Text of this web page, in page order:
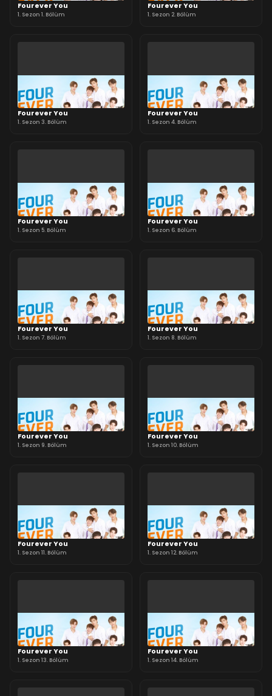
Fourever You
1. Sezon 1. Bölüm
Fourever You
1. Sezon 2. Bölüm
Fourever You
1. Sezon 3. Bölüm
Fourever You
1. Sezon 4. Bölüm
Fourever You
1. Sezon 5. Bölüm
Fourever You
1. Sezon 6. Bölüm
Fourever You
1. Sezon 7. Bölüm
Fourever You
1. Sezon 8. Bölüm
Fourever You
1. Sezon 9. Bölüm
Fourever You
1. Sezon 10. Bölüm
Fourever You
1. Sezon 11. Bölüm
Fourever You
1. Sezon 12. Bölüm
Fourever You
1. Sezon 13. Bölüm
Fourever You
1. Sezon 14. Bölüm